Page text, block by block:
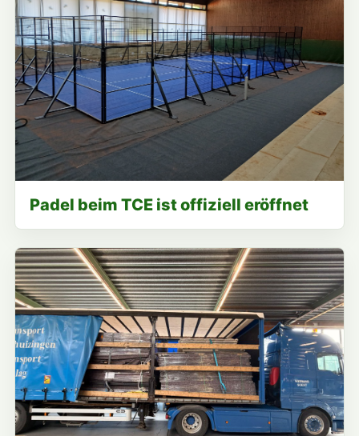
Padel beim TCE ist offiziell eröffnet